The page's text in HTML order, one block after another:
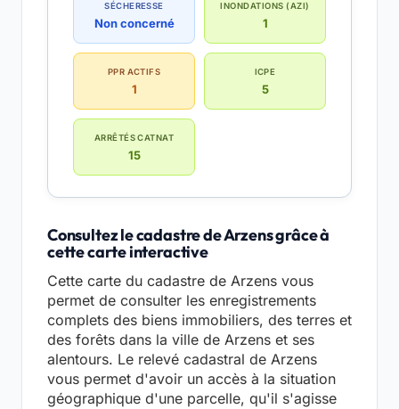
SÉCHERESSE
Non concerné
INONDATIONS (AZI)
1
PPR ACTIFS
1
ICPE
5
ARRÊTÉS CATNAT
15
Consultez le cadastre de Arzens grâce à
cette carte interactive
Cette carte du cadastre de Arzens vous
permet de consulter les enregistrements
complets des biens immobiliers, des terres et
des forêts dans la ville de Arzens et ses
alentours. Le relevé cadastral de Arzens
vous permet d'avoir un accès à la situation
géographique d'une parcelle, qu'il s'agisse